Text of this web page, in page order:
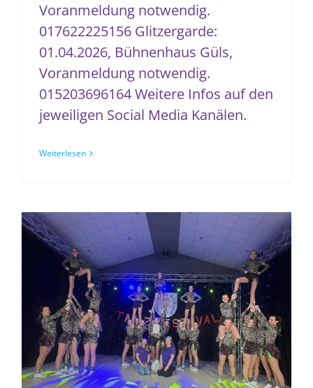
Voranmeldung notwendig.
017622225156 Glitzergarde:
01.04.2026, Bühnenhaus Güls,
Voranmeldung notwendig.
015203696164 Weitere Infos auf den
jeweiligen Social Media Kanälen.
Weiterlesen
Tanzfestival des NCW